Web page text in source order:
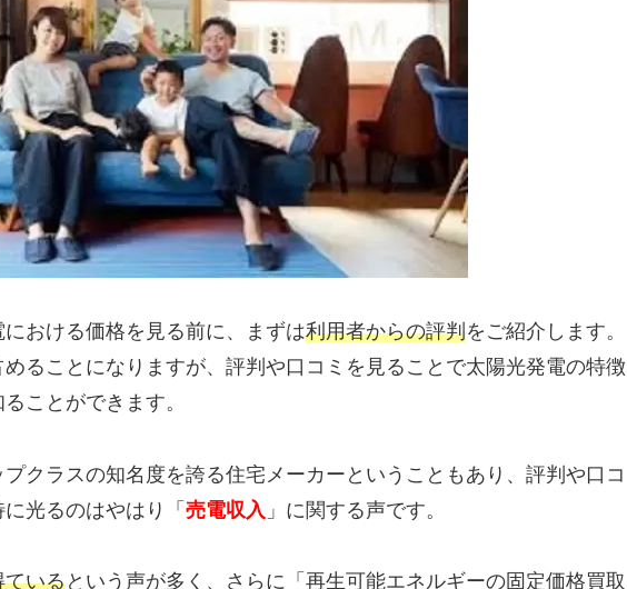
おける価格を見る前に、まずは利用者からの評判をご紹介します。
ることになりますが、評判や口コミを見ることで太陽光発電の特徴
ことができます。
クラスの知名度を誇る住宅メーカーということもあり、評判や口コ
光るのはやはり「 売電収入 」に関する声です。
ているという声が多く、さらに「再生可能エネルギーの固定価格買取